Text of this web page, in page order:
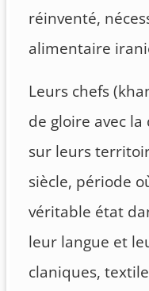
réinventé,
alimentaire
Leurs chefs
de gloire avec
sur leurs
siècle, période
véritable état
leur langue et
claniques,